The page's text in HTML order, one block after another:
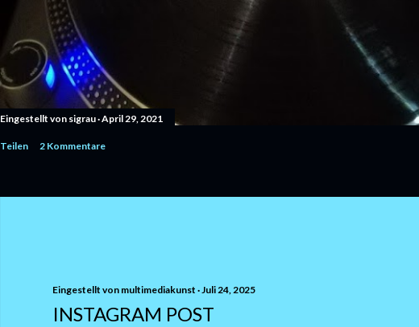
Eingestellt von sigrau April 29, 2021
Teilen 2 Kommentare
Eingestellt von multimediakunst Juli 24, 2025
INSTAGRAM POST